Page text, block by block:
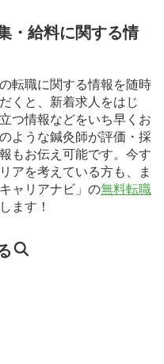
・給料に関する情
転職に関する情報を随時
くと、新着求人をはじ
つ情報などをいち早くお
ような鍼灸師が評価・採
もお伝え可能です。今す
アを考えている方も、ま
ャリアナビ」の無料転職
ます！